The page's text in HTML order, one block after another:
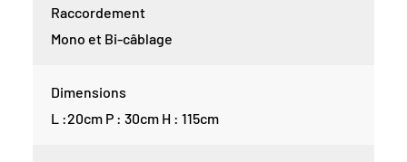
Raccordement
Mono et Bi-câblage
Dimensions
L :20cm P : 30cm H : 115cm